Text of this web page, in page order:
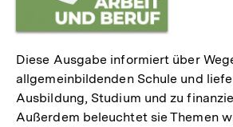
Diese Ausgabe informiert über
allgemeinbildenden Schule und
Ausbildung, Studium und zu
Außerdem beleuchtet sie Themen